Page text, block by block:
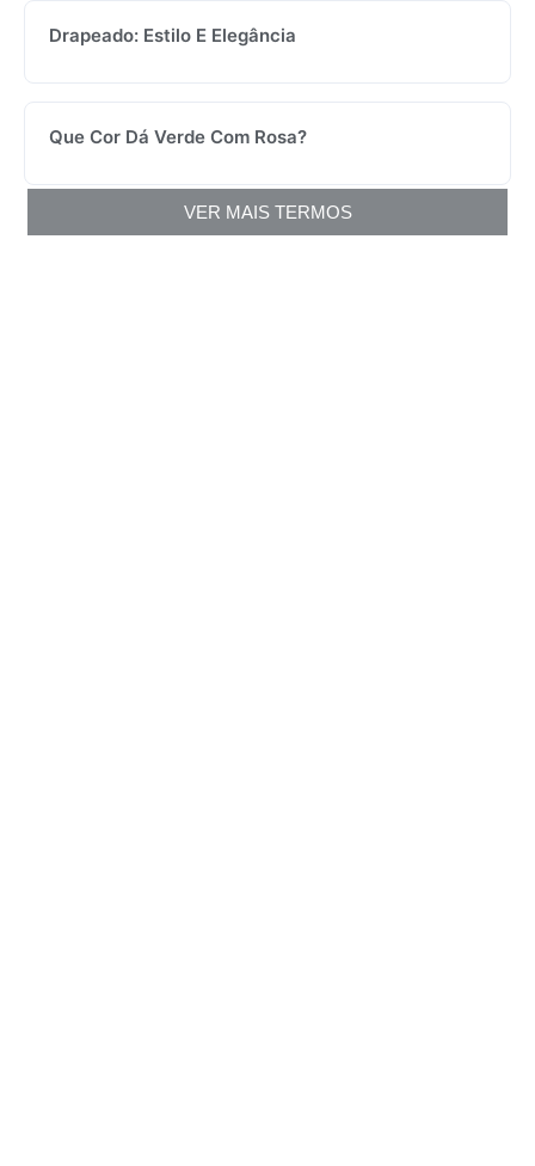
Drapeado: Estilo E Elegância
Que Cor Dá Verde Com Rosa?
VER MAIS TERMOS